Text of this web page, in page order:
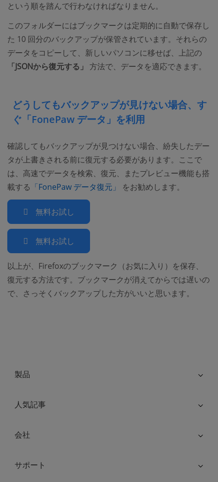
という順を踏んで行わなければなりません。
このフォルダーにはブックマークは定期的に自動で保存し
た 10 回分のバックアップが保管されています。それらの
データをコピーして、新しいパソコンに移せば、上記の
「JSONから復元する」 方法で、データを適応できます。
どうしてもバックアップが見けない場合、す
ぐ「FonePaw データ」を利用
確認してもバックアップが見つけない場合、紛失したデー
タが上書きされる前に復元する必要があります。ここで
は、高速でデータを検索、復元、またプレビュー機能も搭
載する 「FonePaw データ復元」 (opens new window)
をお勧めします。
無料お試し
無料お試し
以上が、Firefoxのブックマーク（お気に入り）を保存、
復元する方法です。ブックマークが消えてからでは遅いの
で、さっそくバックアップした方がいいと思います。
製品
人気記事
会社
サポート